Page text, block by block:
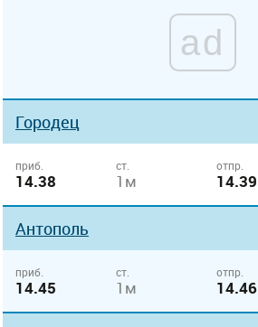
ad
Городец
приб.
14.38
ст.
1м
отпр.
14.39
Антополь
приб.
14.45
ст.
1м
отпр.
14.46